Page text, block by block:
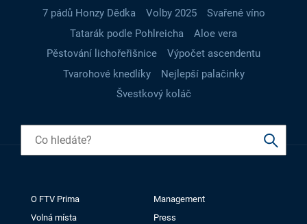
7 pádů Honzy Dědka
Volby 2025
Svařené víno
Tatarák podle Pohlreicha
Aloe vera
Pěstování lichořeřišnice
Výpočet ascendentu
Tvarohové knedlíky
Nejlepší palačinky
Švestkový koláč
O FTV Prima
Management
Volná místa
Press